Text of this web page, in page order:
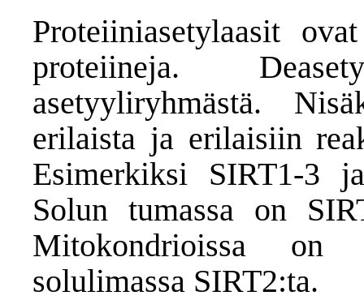
Proteiiniasetylaasit
proteiineja.
asetyyliryhmästä.
erilaista ja erilaisiin
Esimerkiksi SIRT1-3
Solun tumassa on
Mitokondrioissa on
solulimassa SIRT2:ta.